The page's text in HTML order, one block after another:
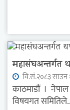
महासंघअन्तर्गत
वि.सं.२०८३
काठमाडौं ।
विषयगत